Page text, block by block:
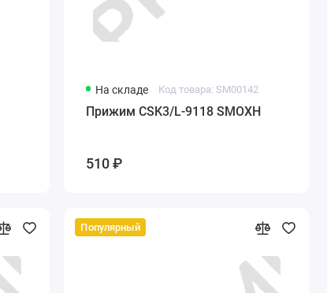
На складе Код товара: SM00142
Прижим CSK3/L-9118 SMOXH
510 ₽
Популярный